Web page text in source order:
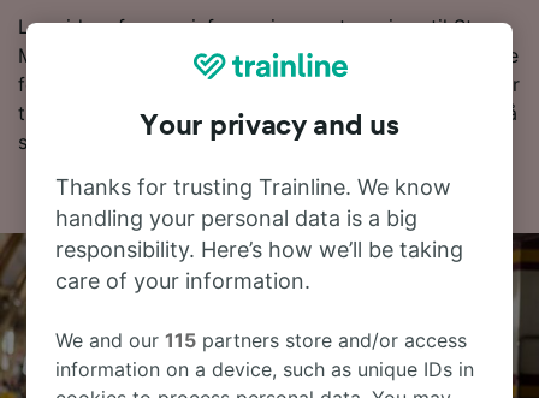
Les videre for mer informasjon om togreisen til St-
Moritz, inkludert vanlige spørsmål, rutetabeller med de
første og siste togene og tips om å bestille togbilletter
til en lav pris. Hvis du er klar til å bestille, er det bare å
starte billettsøket ditt hos oss.
Your privacy and us
Thanks for trusting Trainline. We know
handling your personal data is a big
responsibility. Here’s how we’ll be taking
care of your information.
We and our115 partners store and/or access
information on a device, such as unique IDs in